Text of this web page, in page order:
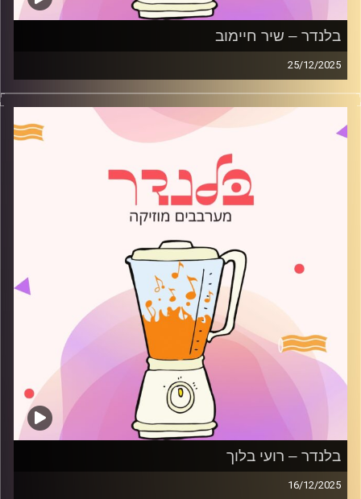
בלנדר – שיר חיימוב
25/12/2025
מוזיקה רגועה לפתוח איתה את הבוקר בהגשת שיר חיימוב
קרדיט תמונות:
AudioVersity
בלנדר – רועי בלוך
16/12/2025